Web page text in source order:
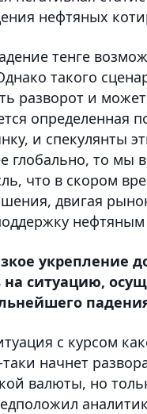
нефтяных
тенге
такого
разворот и
определенная
и спекулянты
глобально, то мы
что в скором
двигая
нефтяным
укрепление
на ситуацию,
с курсом
начнет
валюты, но